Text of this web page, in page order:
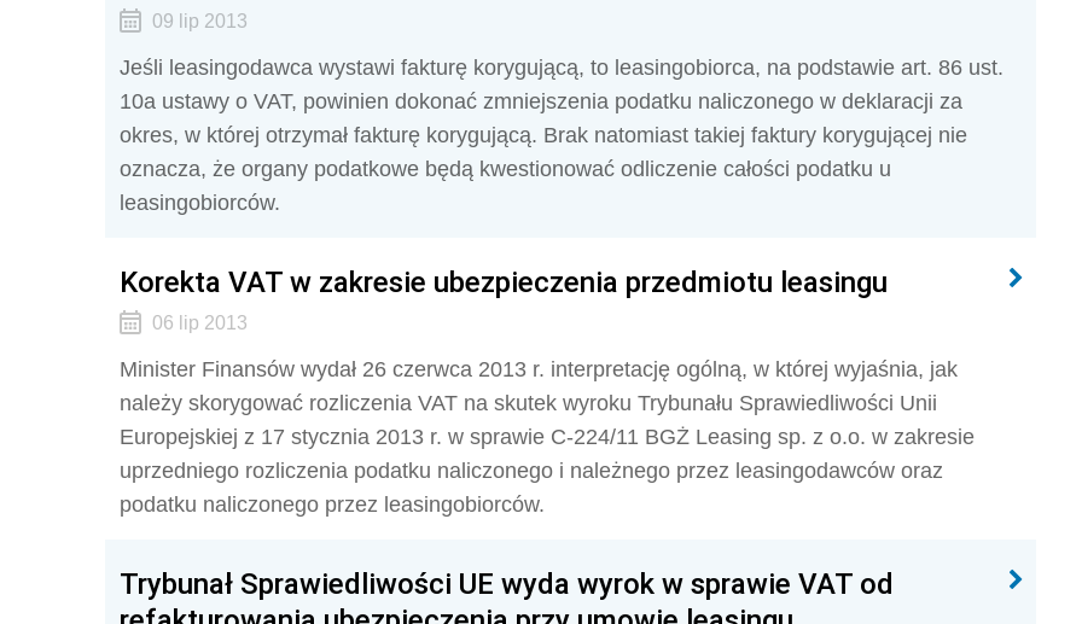
09 lip 2013
Jeśli leasingodawca wystawi fakturę korygującą, to leasingobiorca, na podstawie art. 86 ust.
10a ustawy o VAT, powinien dokonać zmniejszenia podatku naliczonego w deklaracji za
okres, w której otrzymał fakturę korygującą. Brak natomiast takiej faktury korygującej nie
oznacza, że organy podatkowe będą kwestionować odliczenie całości podatku u
leasingobiorców.
Korekta VAT w zakresie ubezpieczenia przedmiotu leasingu
06 lip 2013
Minister Finansów wydał 26 czerwca 2013 r. interpretację ogólną, w której wyjaśnia, jak
należy skorygować rozliczenia VAT na skutek wyroku Trybunału Sprawiedliwości Unii
Europejskiej z 17 stycznia 2013 r. w sprawie C-224/11 BGŻ Leasing sp. z o.o. w zakresie
uprzedniego rozliczenia podatku naliczonego i należnego przez leasingodawców oraz
podatku naliczonego przez leasingobiorców.
Trybunał Sprawiedliwości UE wyda wyrok w sprawie VAT od